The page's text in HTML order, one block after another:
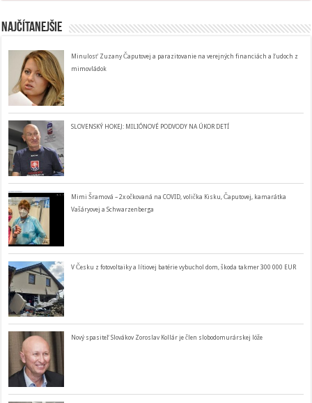
Najčítanejšie
Minulosť Zuzany Čaputovej a parazitovanie na verejných financiách a ľudoch z
mimovládok
SLOVENSKÝ HOKEJ: MILIÓNOVÉ PODVODY NA ÚKOR DETÍ
Mimi Šramová – 2x očkovaná na COVID, volička Kisku, Čaputovej, kamarátka
Vašáryovej a Schwarzenberga
V Česku z fotovoltaiky a lítiovej batérie vybuchol dom, škoda takmer 300 000 EUR
Nový spasiteľ Slovákov Zoroslav Kollár je člen slobodomurárskej lóže